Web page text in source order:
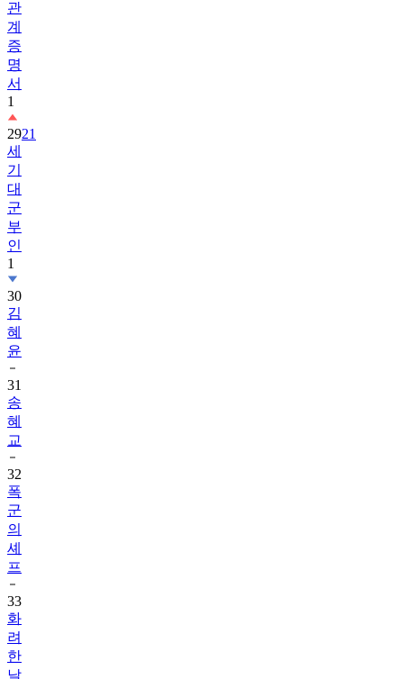
관
계
증
명
서
1
2921
세
기
대
군
부
인
1
30
김
혜
윤
31
송
혜
교
32
폭
군
의
셰
프
33
화
려
한
날